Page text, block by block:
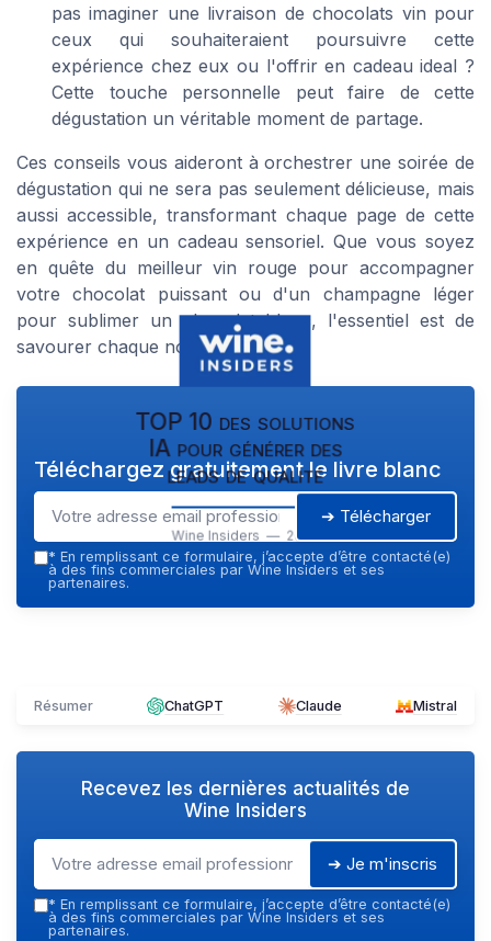
pas imaginer une livraison de chocolats vin pour
ceux qui souhaiteraient poursuivre cette
expérience chez eux ou l'offrir en cadeau ideal ?
Cette touche personnelle peut faire de cette
dégustation un véritable moment de partage.
Ces conseils vous aideront à orchestrer une soirée de
dégustation qui ne sera pas seulement délicieuse, mais
aussi accessible, transformant chaque page de cette
expérience en un cadeau sensoriel. Que vous soyez
en quête du meilleur vin rouge pour accompagner
votre chocolat puissant ou d'un champagne léger
pour sublimer un chocolat blanc, l'essentiel est de
savourer chaque note unique.
TOP 10 des solutions
IA pour générer des
leads de qualité
Wine Insiders — 2026
Téléchargez gratuitement le livre blanc
➔ Télécharger
* En remplissant ce formulaire, j’accepte d’être contacté(e)
à des fins commerciales par Wine Insiders et ses
partenaires.
Résumer ChatGPT Claude Mistral
Recevez les dernières actualités de
Wine Insiders
➔ Je m'inscris
* En remplissant ce formulaire, j’accepte d’être contacté(e)
à des fins commerciales par Wine Insiders et ses
partenaires.